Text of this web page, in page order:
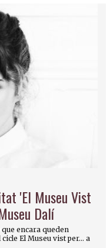
'El Museu Vist
Dalí
encara queden
El Museu vist per... a